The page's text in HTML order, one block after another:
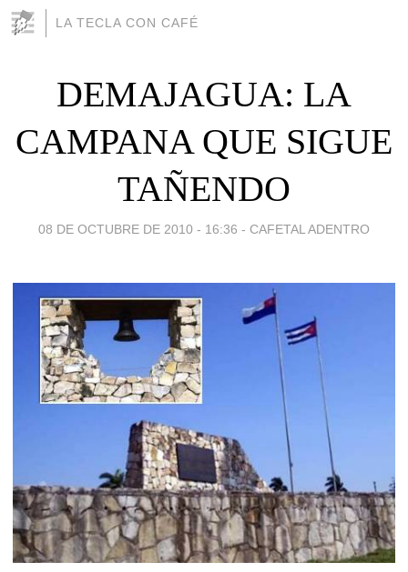
LA TECLA CON CAFÉ
DEMAJAGUA: LA
CAMPANA QUE SIGUE
TAÑENDO
08 DE OCTUBRE DE 2010 - 16:36 - CAFETAL ADENTRO